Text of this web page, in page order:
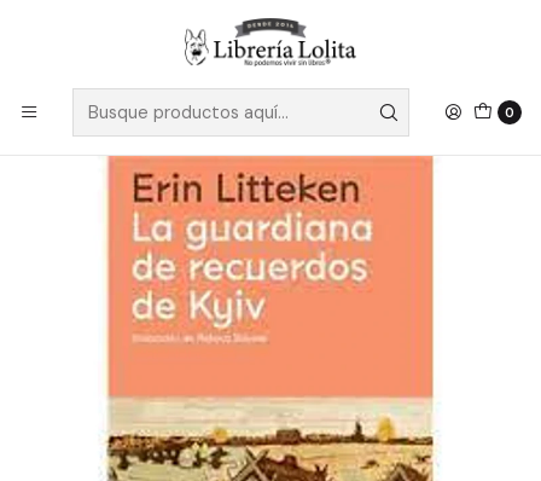
0
Despacho a todo Chile